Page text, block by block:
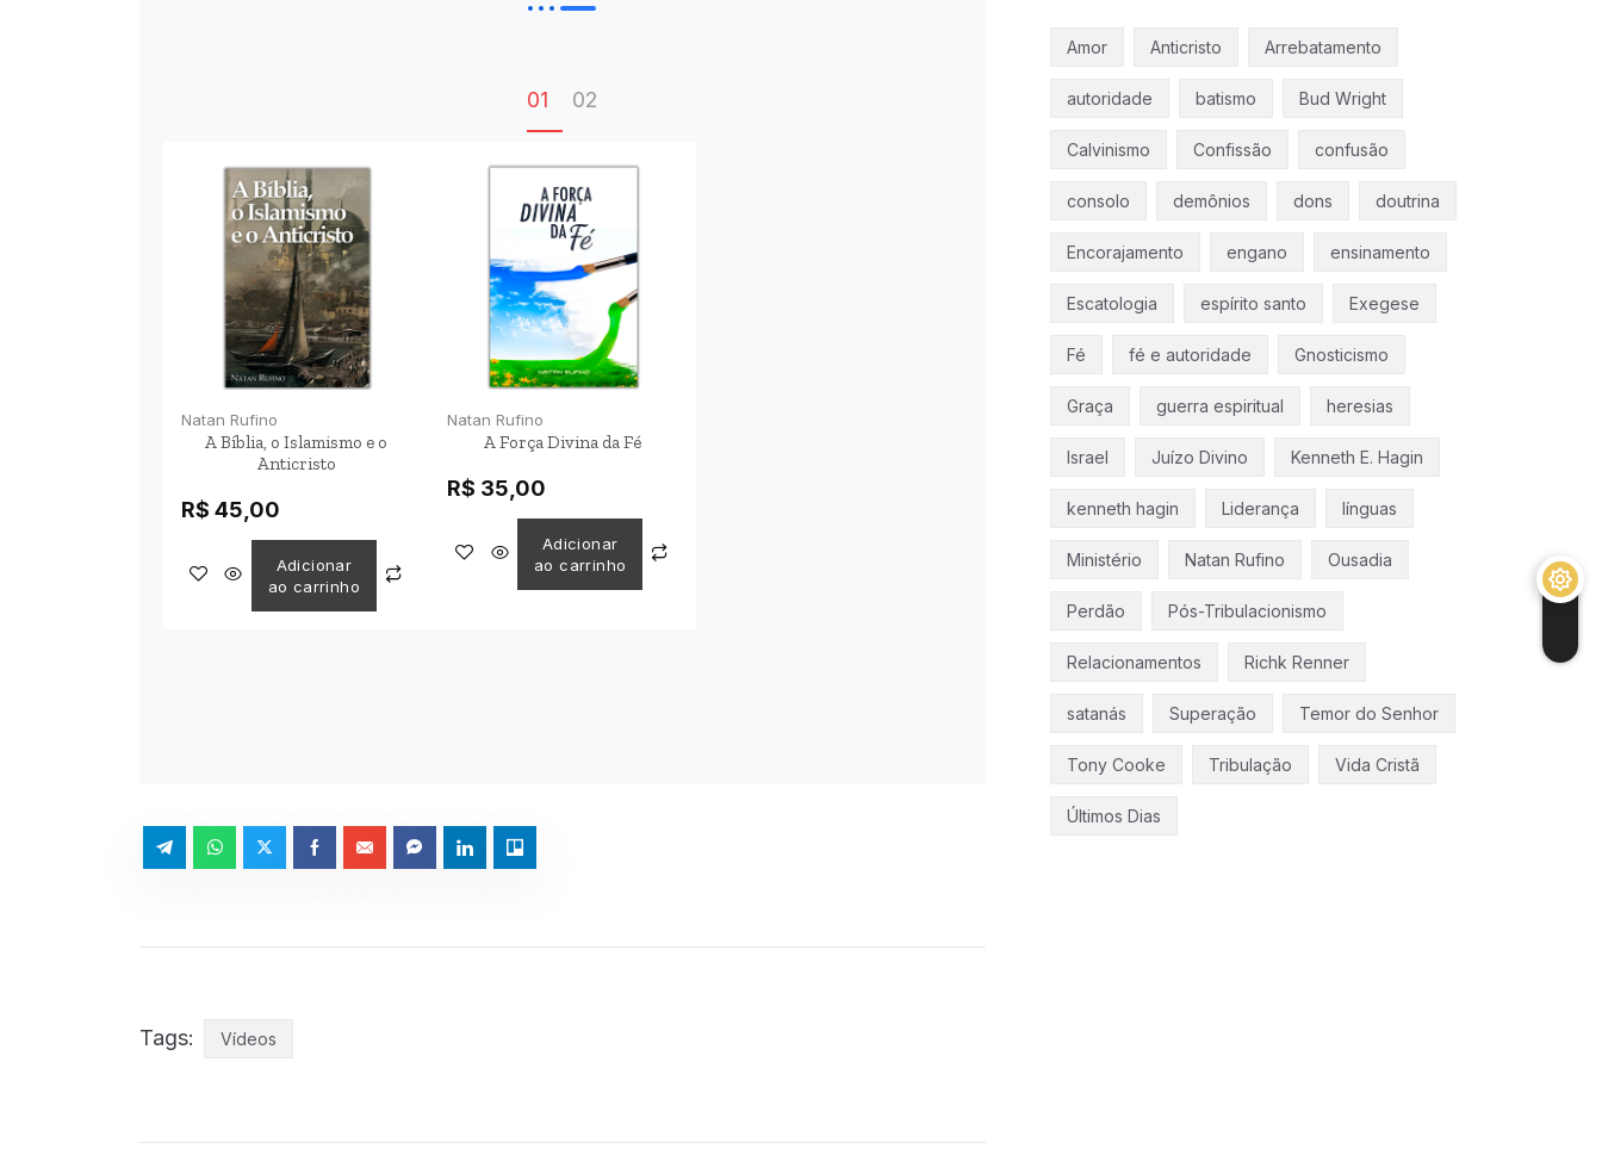
01 02
Natan Rufino
A Bíblia, o Islamismo e o
Anticristo
R$ 45,00
Adicionar
ao carrinho
Natan Rufino
A Força Divina da Fé
R$ 35,00
Adicionar
ao carrinho
Tags: Vídeos
Amor Anticristo Arrebatamento
autoridade batismo Bud Wright
Calvinismo Confissão confusão
consolo demônios dons doutrina
Encorajamento engano ensinamento
Escatologia espírito santo Exegese
Fé fé e autoridade Gnosticismo
Graça guerra espiritual heresias
Israel Juízo Divino Kenneth E. Hagin
kenneth hagin Liderança línguas
Ministério Natan Rufino Ousadia
Perdão Pós-Tribulacionismo
Relacionamentos Richk Renner
satanás Superação Temor do Senhor
Tony Cooke Tribulação Vida Cristã
Últimos Dias